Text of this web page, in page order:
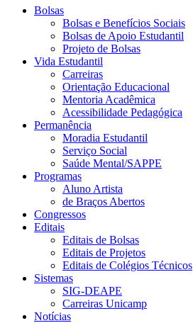
Bolsas
Bolsas e Benefícios Sociais
Bolsas de Apoio Estudantil
Projeto de Bolsas
Vida Estudantil
Carreiras
Orientação Educacional
Mentoria Acadêmica
Acessibilidade Pedagógica
Permanência
Moradia Estudantil
Serviço Social
Saúde Mental/SAPPE
Programas
Aluno Artista
de Braços Abertos
Congressos
Editais
Editais de Bolsas
Editais de Projetos
Editais de Colégios Técnicos
Sistemas
SIG-DEAPE
Carreiras Unicamp
Notícias